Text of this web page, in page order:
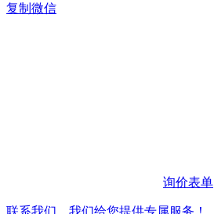
复制微信
询价表单
联系我们，我们给您提供专属服务！